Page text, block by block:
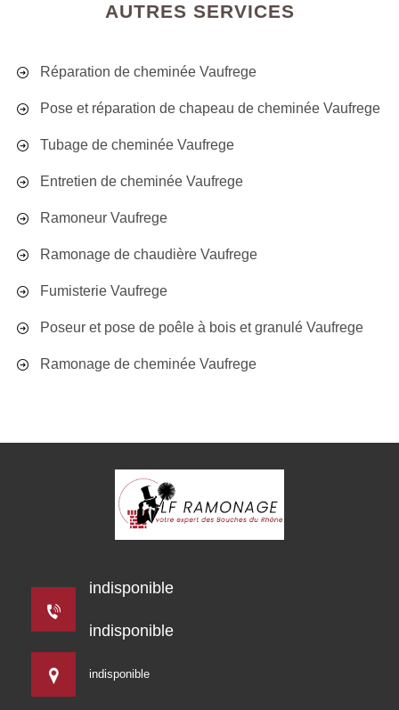
AUTRES SERVICES
Réparation de cheminée Vaufrege
Pose et réparation de chapeau de cheminée Vaufrege
Tubage de cheminée Vaufrege
Entretien de cheminée Vaufrege
Ramoneur Vaufrege
Ramonage de chaudière Vaufrege
Fumisterie Vaufrege
Poseur et pose de poêle à bois et granulé Vaufrege
Ramonage de cheminée Vaufrege
indisponible
indisponible
indisponible